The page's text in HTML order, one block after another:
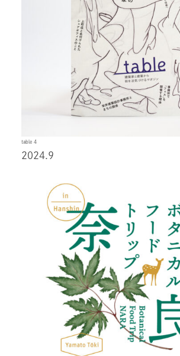
table 4
2024.9